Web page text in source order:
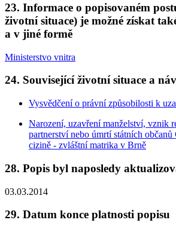
23. Informace o popisovaném
životní situace) je možné získat
a v jiné formě
Ministerstvo vnitra
24. Související životní situace a
Vysvědčení o právní způsobilosti k
Narození, uzavření manželství, vznik
partnerství nebo úmrtí státních
cizině - zvláštní matrika v Brně
28. Popis byl naposledy
03.03.2014
29. Datum konce platnosti popisu